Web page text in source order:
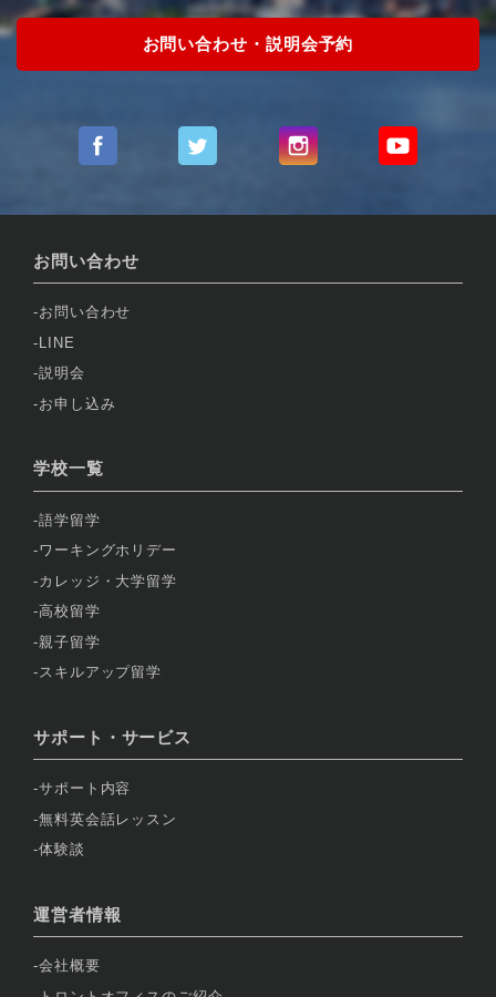
お問い合わせ・説明会予約
お問い合わせ
お問い合わせ
LINE
説明会
お申し込み
学校一覧
語学留学
ワーキングホリデー
カレッジ・大学留学
高校留学
親子留学
スキルアップ留学
サポート・サービス
サポート内容
無料英会話レッスン
体験談
運営者情報
会社概要